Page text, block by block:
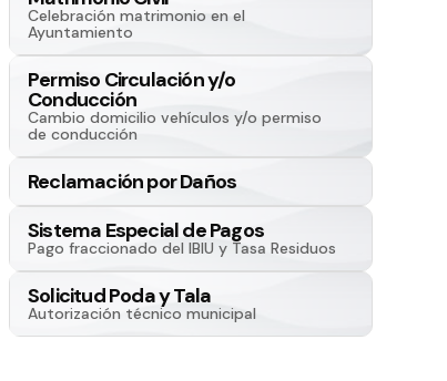
Celebración matrimonio en el
Ayuntamiento
Permiso Circulación y/o
Conducción
Cambio domicilio vehículos y/o permiso
de conducción
Reclamación por Daños
Sistema Especial de Pagos
Pago fraccionado del IBIU y Tasa Residuos
Solicitud Poda y Tala
Autorización técnico municipal